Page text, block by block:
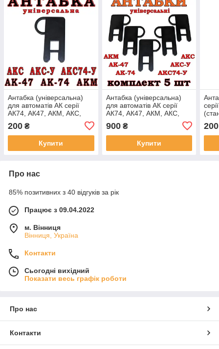
Антабка (універсальна)
для автоматів АК серії
АК74, АК47, АКМ, АКС,
200 ₴
Купити
Антабка (універсальна)
для автоматів АК серії
АК74, АК47, АКМ, АКС,
АКС-У, АКС74-У, комплект
- 5шт
900₴
Купити
200
Про нас
85% позитивних з 40 відгуків за рік
Працює з 09.04.2022
м. Вінниця
Вінниця, Україна
Контакти
Сьогодні вихідний
Показати весь графік роботи
Про нас
Контакти